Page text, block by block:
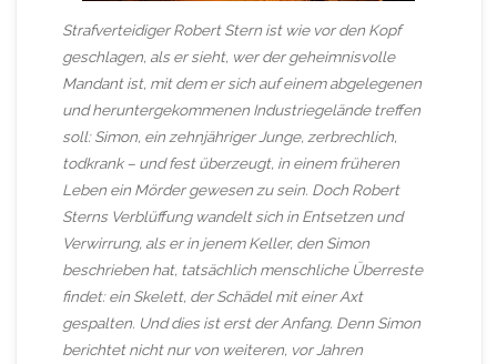
Strafverteidiger Robert Stern ist wie vor den Kopf
geschlagen, als er sieht, wer der geheimnisvolle
Mandant ist, mit dem er sich auf einem abgelegenen
und heruntergekommenen Industriegelände treffen
soll: Simon, ein zehnjähriger Junge, zerbrechlich,
todkrank – und fest überzeugt, in einem früheren
Leben ein Mörder gewesen zu sein. Doch Robert
Sterns Verblüffung wandelt sich in Entsetzen und
Verwirrung, als er in jenem Keller, den Simon
beschrieben hat, tatsächlich menschliche Überreste
findet: ein Skelett, der Schädel mit einer Axt
gespalten. Und dies ist erst der Anfang. Denn Simon
berichtet nicht nur von weiteren, vor Jahren